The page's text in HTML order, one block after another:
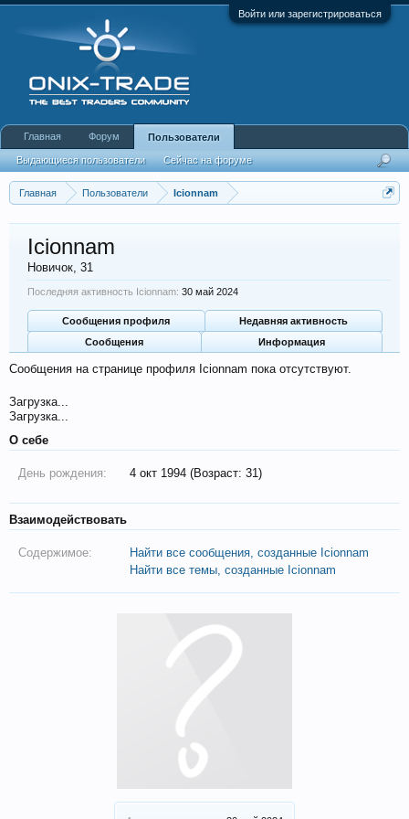
Войти или зарегистрироваться
Главная Пользователи Icionnam
Icionnam
Новичок, 31
Последняя активность Icionnam: 30 май 2024
Сообщения профиля
Недавняя активность
Сообщения
Информация
Сообщения на странице профиля Icionnam пока отсутствуют.
Загрузка...
Загрузка...
О себе
День рождения: 4 окт 1994 (Возраст: 31)
Взаимодействовать
Содержимое:
Найти все сообщения, созданные Icionnam
Найти все темы, созданные Icionnam
Главная Форум Пользователи
Выдающиеся пользователи Сейчас на форуме
Недавняя активность Новые сообщения профиля